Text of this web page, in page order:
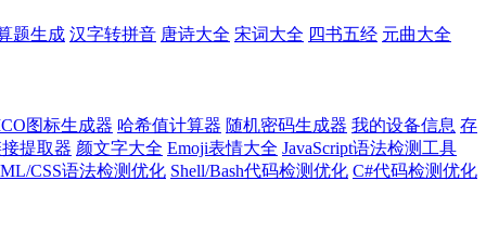
题生成 汉字转拼音 唐诗大全 宋词大全 四书五经 元曲大全
图标生成器 哈希值计算器 随机密码生成器 我的设备信息 存
提取器 颜文字大全 Emoji表情大全 JavaScript语法检测工具
CSS语法检测优化 Shell/Bash代码检测优化 C#代码检测优化